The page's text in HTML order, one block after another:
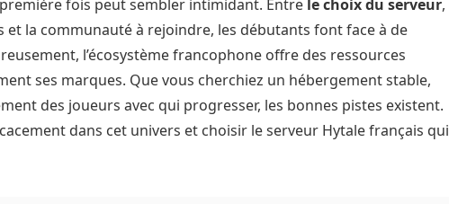
fois peut sembler intimidant. Entre le choix du serveur,
et la communauté à rejoindre, les débutants font face à de
l’écosystème francophone offre des ressources
ses marques. Que vous cherchiez un hébergement stable,
des joueurs avec qui progresser, les bonnes pistes existent.
dans cet univers et choisir le serveur Hytale français qui